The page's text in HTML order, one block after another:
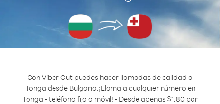
Con Viber Out puedes hacer llamadas de calidad a
Tonga desde Bulgaria.¡Llama a cualquier número en
Tonga - teléfono fijo o móvil! - Desde apenas $1.80 por